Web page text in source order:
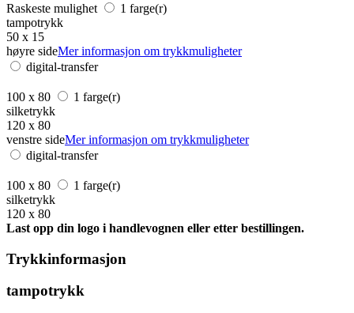
Raskeste mulighet
1 farge(r)
tampotrykk
50 x 15
høyre sideMer informasjon om trykkmuligheter
digital-transfer
100 x 80
1 farge(r)
silketrykk
120 x 80
venstre sideMer informasjon om trykkmuligheter
digital-transfer
100 x 80
1 farge(r)
silketrykk
120 x 80
Last opp din logo i handlevognen eller etter bestillingen.
Trykkinformasjon
tampotrykk